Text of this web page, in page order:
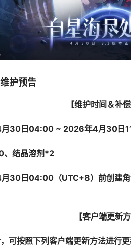
护预告
【维护时间＆补偿
30日04:00 ~ 2026年4月30日
、结晶溶剂*2
30日04:00（UTC+8）前创建角
【客户端更新方
可按照下列客户端更新方法进行更